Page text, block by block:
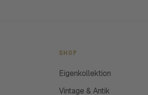
SHOP
Eigenkollektion
Vintage & Antik